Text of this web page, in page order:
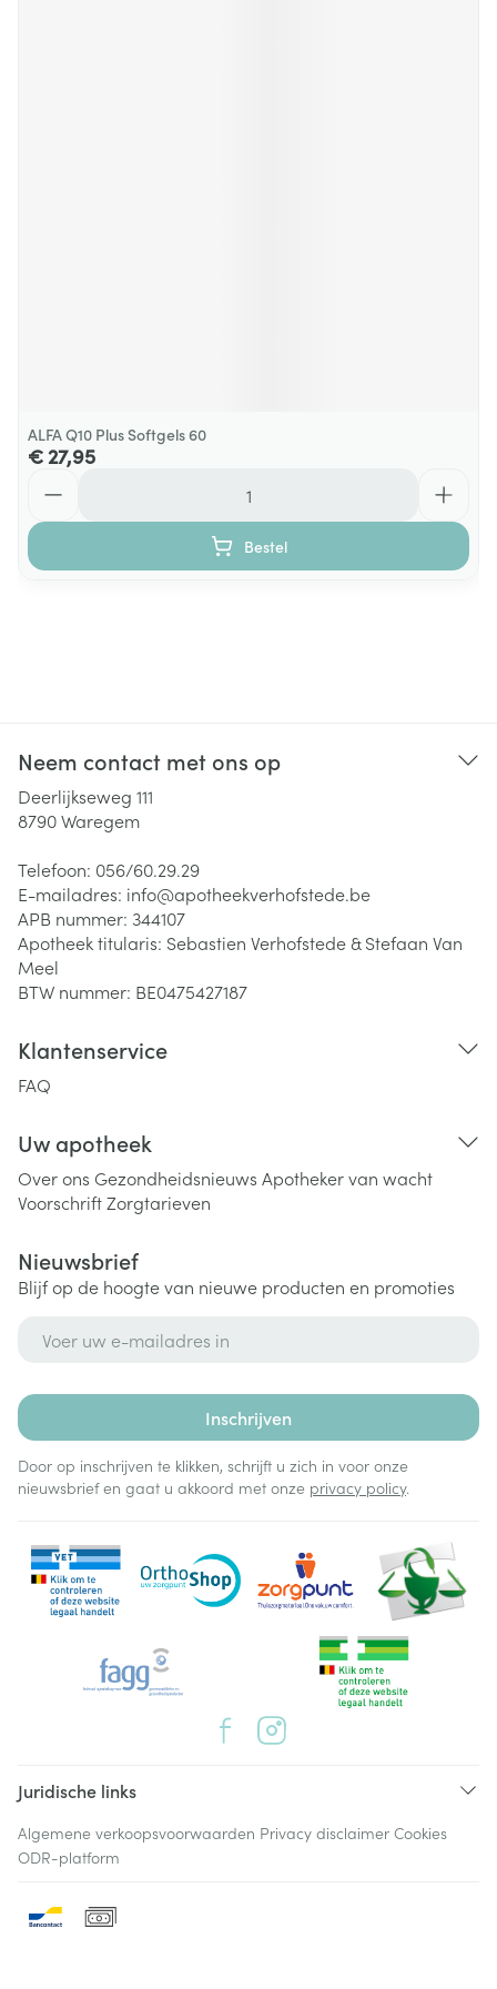
ALFA Q10 Plus Softgels 60
€ 27,95
Bestel
Neem contact met ons op
Deerlijkseweg 111
8790Waregem
Telefoon: 056/60.29.29
E-mailadres: info@apotheekverhofstede.be
APB nummer: 344107
Apotheek titularis: Sebastien Verhofstede & Stefaan Van
Meel
BTW nummer: BE0475427187
Klantenservice
FAQ
Uw apotheek
Over ons Gezondheidsnieuws Apotheker van wacht
VoorschriftZorgtarieven
Nieuwsbrief
Blijf op de hoogte van nieuwe producten en promoties
Inschrijven
Door op inschrijven te klikken, schrijft u zich in voor onze
nieuwsbrief en gaat u akkoord met onze privacy policy.
Juridische links
Algemene verkoopsvoorwaarden Privacy disclaimer Cookies
ODR-platform